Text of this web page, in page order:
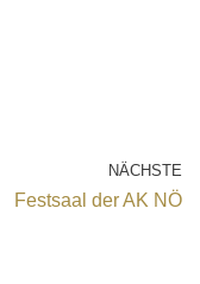
NÄCHSTE
Festsaal der AK NÖ